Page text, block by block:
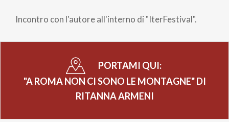
di
pane
Incontro con l'autore all'interno di "IterFestival".
PORTAMI QUI:
"A ROMA NON CI SONO LE MONTAGNE" DI
RITANNA ARMENI